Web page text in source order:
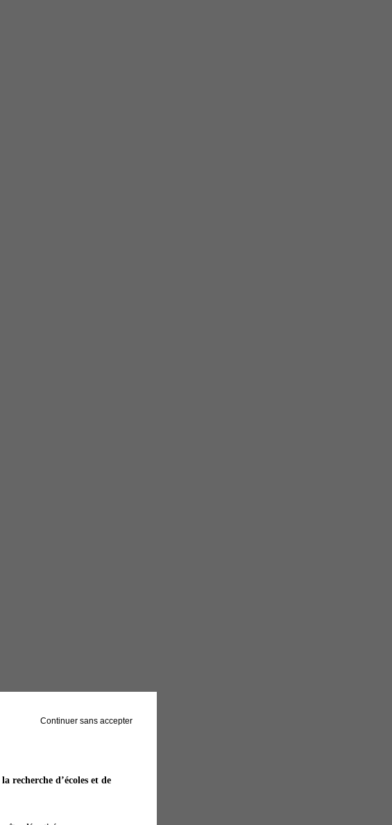
Continuer sans accepter
recherche d’écoles et de